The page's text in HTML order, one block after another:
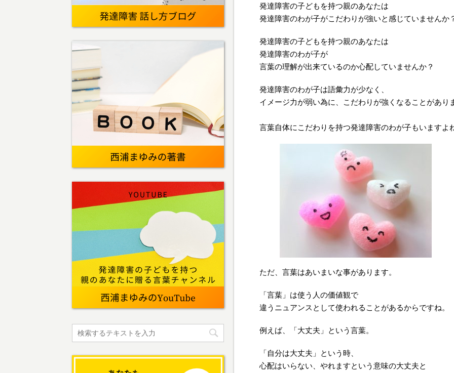
発達障害の子どもを持つ親のあなたは
発達障害のわが子がこだわりが強いと感じていませんか
発達障害の子どもを持つ親のあなたは
発達障害のわが子が
言葉の理解が出来ているのか心配していませんか？
発達障害のわが子は語彙力が少なく、
イメージ力が弱い為に、こだわりが強くなることがあり
言葉自体にこだわりを持つ発達障害のわが子もいますよ
ただ、言葉はあいまいな事があります。
「言葉」は使う人の価値観で
違うニュアンスとして使われることがあるからですね。
例えば、「大丈夫」という言葉。
「自分は大丈夫」という時、
心配はいらない、やれますという意味の大丈夫と